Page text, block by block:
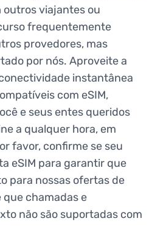
outros viajantes ou
frequentemente
provedores, mas
por nós. Aproveite a
instantânea
com eSIM,
e seus entes queridos
a qualquer hora, em
favor, confirme se seu
eSIM para garantir que
para nossas ofertas de
chamadas e
não são suportadas com